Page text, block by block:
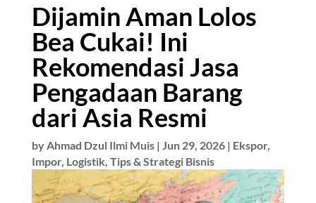
Dijamin Aman Lolos
Bea Cukai! Ini
Rekomendasi Jasa
Pengadaan Barang
dari Asia Resmi
byAhmad Dzul Ilmi Muis| Jun 29, 2026| Ekspor,
Impor, Logistik, Tips & Strategi Bisnis